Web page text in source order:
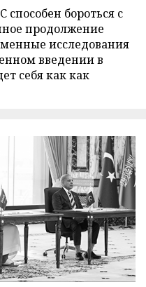
способен бороться с
продолжение
исследования
введении в
себя как как